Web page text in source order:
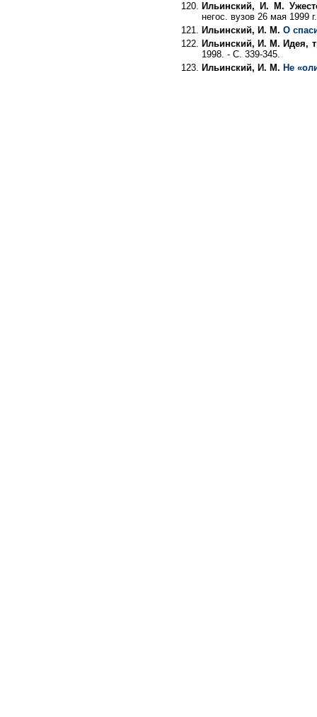
Ильинский, И. М.
негос. вузов 26 мая 1999
Ильинский, И. М. О
Ильинский, И. М. Идея,
1998. - С. 339-345.
Ильинский, И. М. Не